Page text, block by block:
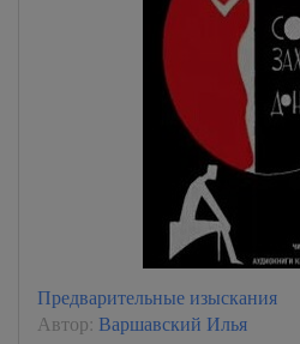
Предварительные изыскания
Автор: Варшавский Илья